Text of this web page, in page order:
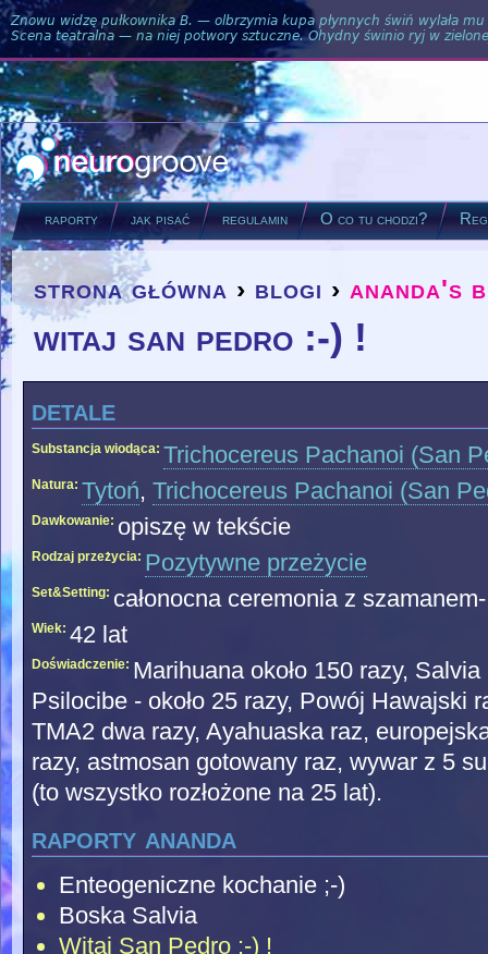
Znowu widzę pułkownika B. — olbrzymia kupa płynnych świń wylała
Scena teatralna — na niej potwory sztuczne. Ohydny świnio ryj w
raporty jak pisać regulamin O co tu chodzi?
you are here
strona główna › blogi › ananda's
witaj san pedro :-) !
detale
Substancja wiodąca: Trichocereus Pachanoi (San
Natura: Tytoń, Trichocereus Pachanoi (San
Dawkowanie: opiszę w tekście
Rodzaj przeżycia: Pozytywne przeżycie
Set&Setting: całonocna ceremonia z
Wiek: 42 lat
Doświadczenie: Marihuana około 150 razy,
Psilocibe - około 25 razy, Powój Hawajski
TMA2 dwa razy, Ayahuaska raz,
razy, astmosan gotowany raz, wywar z 5
(to wszystko rozłożone na 25 lat).
raporty ananda
Enteogeniczne kochanie ;-)
Boska Salvia
Witaj San Pedro :-) !